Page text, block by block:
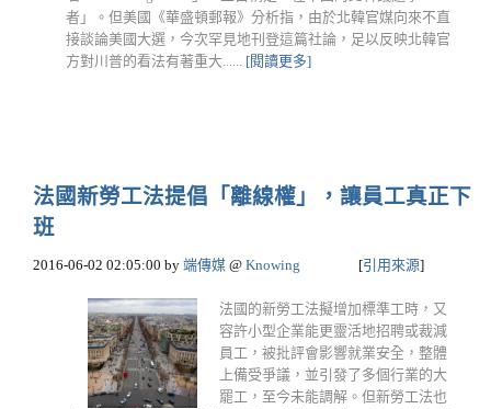
者」。但美國《華盛頓郵報》分析指，由於北韓官媒向來不直
接談論美國大選，今次罕見地刊登這篇社論，足以反映北韓官
方對川普的看法有著重大...... [閱讀更多]
法國新勞工法提倡「離線權」，讓員工真正下
班
2016-06-02 02:05:00 by 端傳媒 @ Knowing [引用來源]
法國的新勞工法擬增加標準工時，又
容許小型企業能更靈活地招聘或裁減
員工，被批評會影響就業安全，整體
上備受爭議，並引發了多個行業的大
罷工，至今未能調解。但新勞工法也